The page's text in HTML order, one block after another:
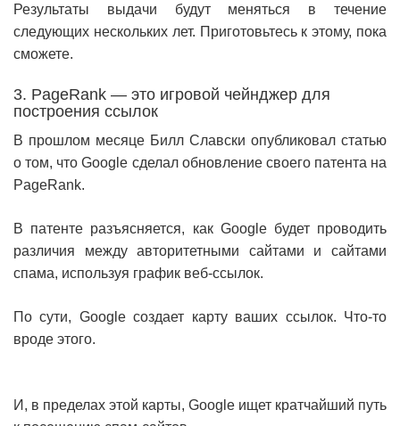
Результаты выдачи будут меняться в течение
следующих нескольких лет. Приготовьтесь к этому, пока
сможете.
3. PageRank — это игровой чейнджер для
построения ссылок
В прошлом месяце Билл Славски опубликовал статью
о том, что Google сделал обновление своего патента на
PageRank.
В патенте разъясняется, как Google будет проводить
различия между авторитетными сайтами и сайтами
спама, используя график веб-ссылок.
По сути, Google создает карту ваших ссылок. Что-то
вроде этого.
И, в пределах этой карты, Google ищет кратчайший путь